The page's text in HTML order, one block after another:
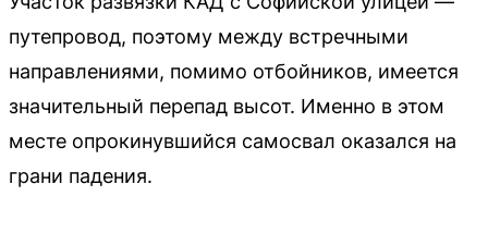
путепровод, поэтому между встречными
направлениями, помимо отбойников, имеется
значительный перепад высот. Именно в этом
месте опрокинувшийся самосвал оказался на
грани падения.